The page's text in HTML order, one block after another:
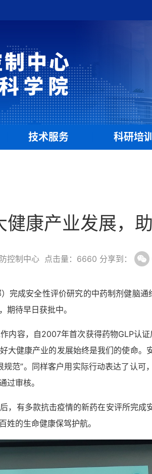
技术服务 科研培训
健康产业发展，
控制中心 点击量： 6660 分享到：
完成安全性评价研究的中药制剂健脑
期待早日获批中。
内容，自2007年首次获得药物GLP认
大健康产业的发展始终是我们的使命
范”。同样客户用实际行动表达了认
过审核。
，有多款抗击疫情的新药在安评所完
的生命健康保驾护航。